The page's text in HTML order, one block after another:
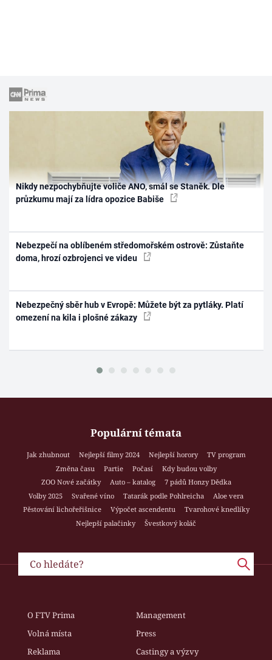
Nikdy nezpochybňujte voliče ANO, smál se Staněk. Dle
průzkumu mají za lídra opozice Babiše
Nebezpečí na oblíbeném středomořském ostrově: Zůstaňte
doma, hrozí ozbrojenci ve videu
Nebezpečný sběr hub v Evropě: Můžete být za pytláky. Platí
omezení na kila i plošné zákazy
Populární témata
Jak zhubnout Nejlepší filmy 2024 Nejlepší horory
TV program
Změna času
Partie Počasí
Kdy budou volby
ZOO Nové začátky
Auto – katalog
7 pádů Honzy Dědka
Volby 2025
Svařené víno Tatarák podle Pohlreicha
Aloe vera
Pěstování lichořeřišnice
Výpočet ascendentu
Tvarohové knedlíky
Nejlepší palačinky
Švestkový koláč
O FTV Prima
Management
Volná místa
Press
Reklama
Castingy a výzvy